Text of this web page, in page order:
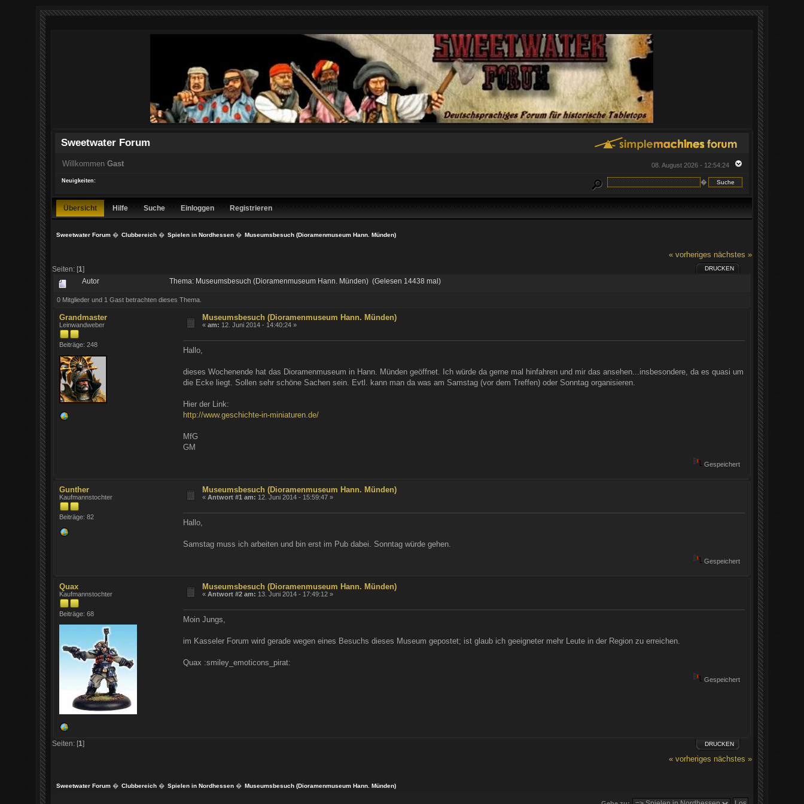
Sweetwater Forum
08. August 2026 - 12:54:24
Willkommen Gast
�
Neuigkeiten:
Übersicht Hilfe Suche Einloggen Registrieren
Sweetwater Forum� Clubbereich� Spielen in Nordhessen� Museumsbesuch (Dioramenmuseum Hann. Münden)
« vorheriges nächstes »
Seiten: [1] DRUCKEN
Autor Thema: Museumsbesuch (Dioramenmuseum Hann. Münden) (Gelesen 14438 mal)
0 Mitglieder und 1 Gast betrachten dieses Thema.
Grandmaster
Leinwandweber
Beiträge: 248
Museumsbesuch (Dioramenmuseum Hann. Münden)
«am: 12. Juni 2014 - 14:40:24 »
Hallo,
dieses Wochenende hat das Dioramenmuseum in Hann. Münden geöffnet. Ich würde da gerne mal hinfahren und mir das ansehen...insbesondere, da es quasi um
die Ecke liegt. Sollen sehr schöne Sachen sein. Evtl. kann man da was am Samstag (vor dem Treffen) oder Sonntag organisieren.
Hier der Link:
http://www.geschichte-in-miniaturen.de/
MfG
GM
Gespeichert
Gunther
Kaufmannstochter
Beiträge: 82
Museumsbesuch (Dioramenmuseum Hann. Münden)
«Antwort #1 am: 12. Juni 2014 - 15:59:47 »
Hallo,
Samstag muss ich arbeiten und bin erst im Pub dabei. Sonntag würde gehen.
Gespeichert
Quax
Kaufmannstochter
Beiträge: 68
Museumsbesuch (Dioramenmuseum Hann. Münden)
«Antwort #2 am: 13. Juni 2014 - 17:49:12 »
Moin Jungs,
im Kasseler Forum wird gerade wegen eines Besuchs dieses Museum gepostet; ist glaub ich geeigneter mehr Leute in der Region zu erreichen.
Quax :smiley_emoticons_pirat:
Gespeichert
DRUCKEN
Seiten: [1]
« vorheriges nächstes »
Sweetwater Forum� Clubbereich� Spielen in Nordhessen� Museumsbesuch (Dioramenmuseum Hann. Münden)